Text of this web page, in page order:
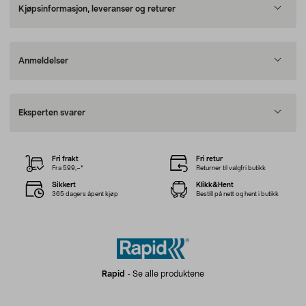
Kjøpsinformasjon, leveranser og returer
Anmeldelser
Eksperten svarer
Rapid - Se alle produktene
Fri frakt
Fra 599,–*
Fri retur
Returner til valgfri butikk
Sikkert
365 dagers åpent kjøp
Klikk&Hent
Bestill på nett og hent i butikk